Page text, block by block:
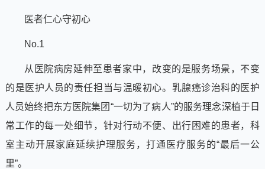
医者仁心守初心
No.1
从医院病房延伸至患者家中，改变的是服务场景，不变
的是医护人员的责任担当与温暖初心。乳腺癌诊治科的医护
人员始终把东方医院集团“一切为了病人”的服务理念深植于日
常工作的每一处细节，针对行动不便、出行困难的患者，科
室主动开展家庭延续护理服务，打通医疗服务的“最后一公
里”。